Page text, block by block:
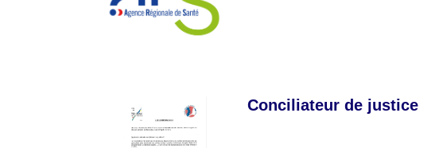
Conciliateur de justice